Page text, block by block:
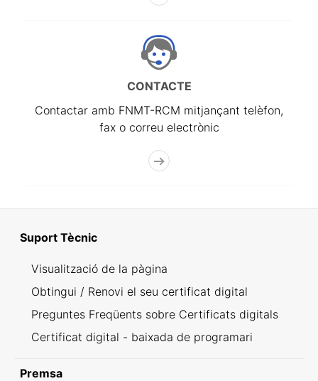
CONTACTE
Contactar amb FNMT-RCM mitjançant telèfon,
fax o correu electrònic
Suport Tècnic
Visualització de la pàgina
Obtingui / Renovi el seu certificat digital
Preguntes Freqüents sobre Certificats digitals
Certificat digital - baixada de programari
Premsa